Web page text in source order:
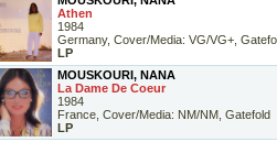
Athen
1984
Germany, Cover/Media: VG/VG+,
LP
MOUSKOURI, NANA
La Dame De Coeur
1984
France, Cover/Media: NM/NM, Gatefold
LP